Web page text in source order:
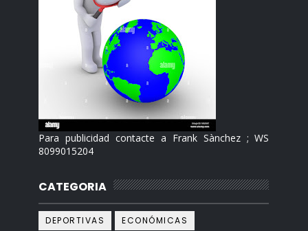
Para publicidad contacte a Frank Sànchez ; WS
8099015204
CATEGORIA
DEPORTIVAS
ECONÓMICAS